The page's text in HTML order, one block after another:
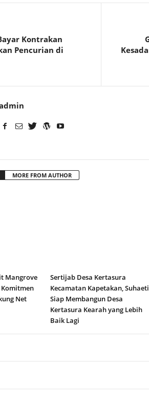
Kontrakan
Pencurian di
MORE FROM AUTHOR
Mangrove
Net
Sertijab Desa Kertasura
Kecamatan Kapetakan, Suhaeti
Siap Membangun Desa
Kertasura Kearah yang Lebih
Baik Lagi